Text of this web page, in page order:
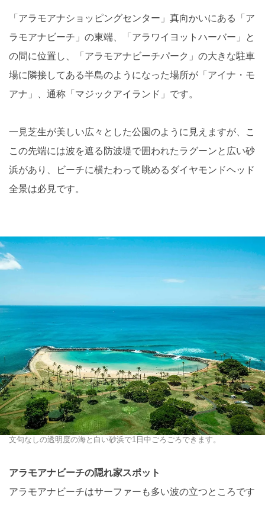
「アラモアナショッピングセンター」真向かいにある「ア
ラモアナビーチ」の東端、「アラワイヨットハーバー」と
の間に位置し、「アラモアナビーチパーク」の大きな駐車
場に隣接してある半島のようになった場所が「アイナ・モ
アナ」、通称「マジックアイランド」です。
一見芝生が美しい広々とした公園のように見えますが、こ
この先端には波を遮る防波堤で囲われたラグーンと広い砂
浜があり、ビーチに横たわって眺めるダイヤモンドヘッド
全景は必見です。
文句なしの透明度の海と白い砂浜で1日中ごろごろできます。
アラモアナビーチの隠れ家スポット
アラモアナビーチはサーファーも多い波の立つところです